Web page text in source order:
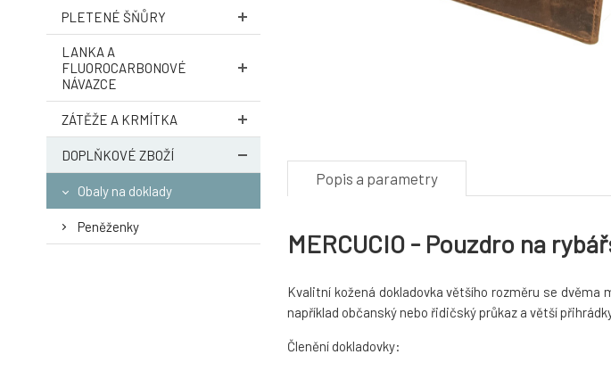
PLETENÉ ŠŇŮRY
LANKA A
FLUOROCARBONOVÉ
NÁVAZCE
ZÁTĚŽE A KRMÍTKA
DOPLŇKOVÉ ZBOŽÍ
Obaly na doklady
Peněženky
Popis a parametry
MERCUCIO - Pouzdro na
Kvalitní kožená dokladovka většího rozměru se dvěma
například občanský nebo řidičský průkaz a větší
Členění dokladovky: